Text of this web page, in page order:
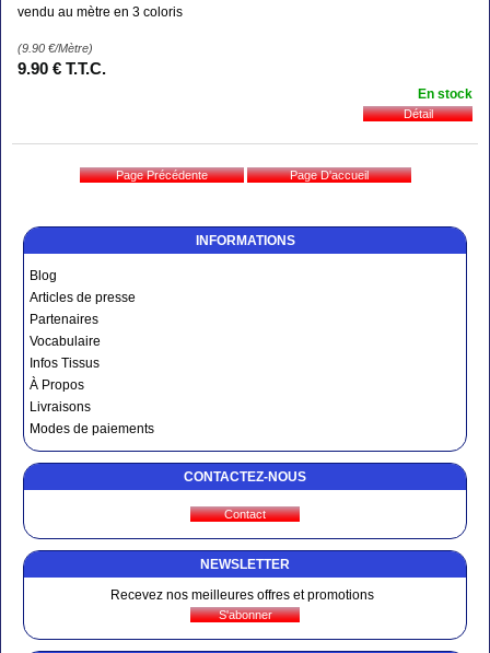
INFORMATIONS
Blog
Articles de presse
Partenaires
Vocabulaire
Infos Tissus
À Propos
Livraisons
Modes de paiements
CONTACTEZ-NOUS
NEWSLETTER
Recevez nos meilleures offres et promotions
vendu au mètre en 3 coloris
(9.90 €/Mètre)
9.90 € T.T.C.
En stock